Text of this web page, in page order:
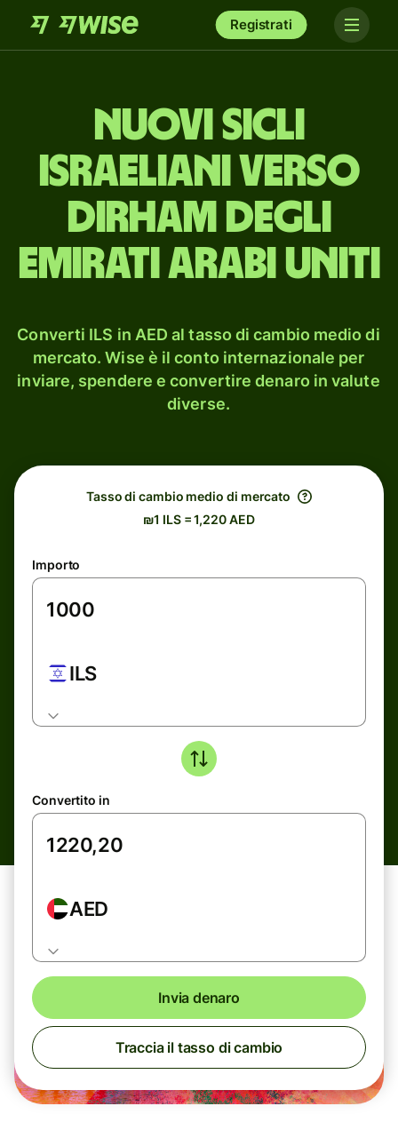
Registrati
nuovi sicli
israeliani verso
dirham degli
Emirati Arabi Uniti
Converti ILS in AED al tasso di cambio medio di
mercato. Wise è il conto internazionale per
inviare, spendere e convertire denaro in valute
diverse.
Tasso di cambio medio di mercato
₪1 ILS = 1,220 AED
Importo
ILS
Convertito in
AED
Invia denaro
Traccia il tasso di cambio